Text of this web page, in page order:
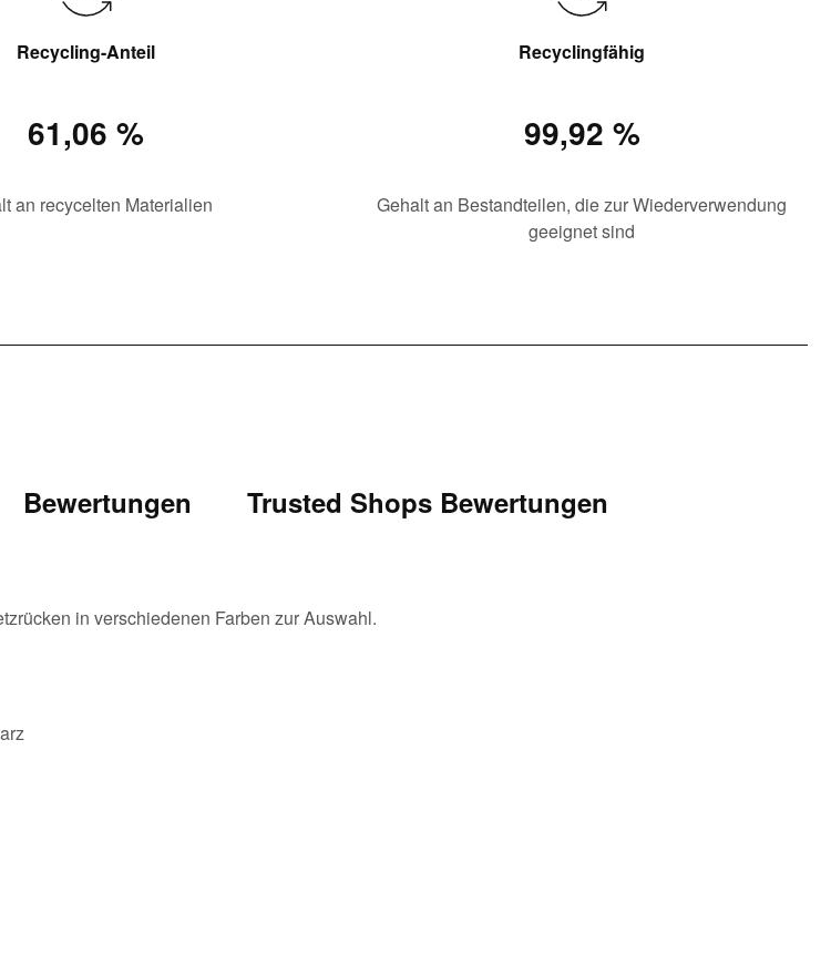
Recycling-Anteil
61,06 %
an recycelten Materialien
Recyclingfähig
99,92 %
Gehalt an Bestandteilen, die zur Wiederverwendung
geeignet sind
Bewertungen Trusted Shops Bewertungen
in verschiedenen Farben zur Auswahl.